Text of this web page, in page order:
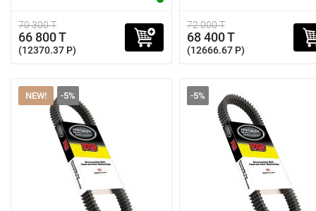
70 300 T
66 800 T
(12370.37 P)
72 000 T
68 400 T
(12666.67 P)
NEW! -5% -5%